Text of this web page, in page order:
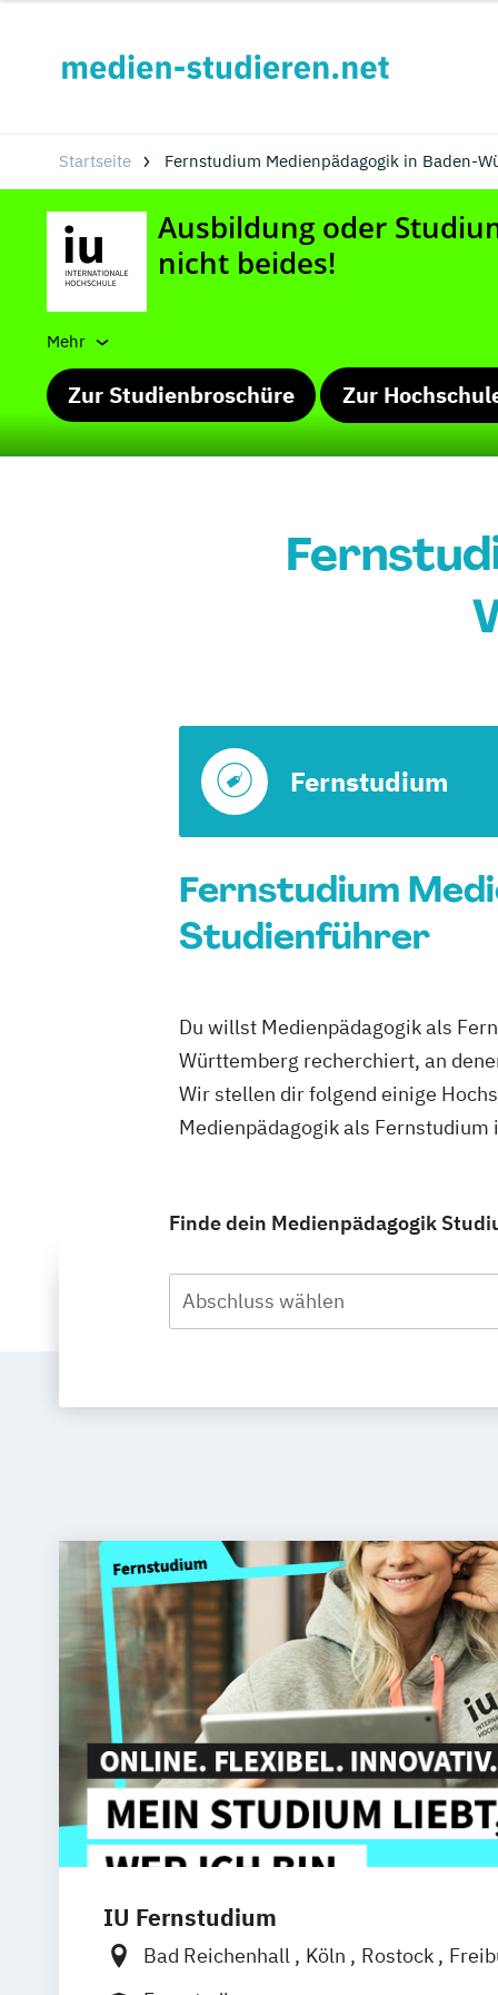
Startseite Fernstudium Medienpädagogik in Baden-
Mehr
Zur Studienbroschüre Zur
Fernstudium
Fernstudium
Studienführer
Du willst Medienpädagogik als
Württemberg recherchiert, an
Wir stellen dir folgend einige
Medienpädagogik als
Finde dein Medienpädagogik
Abschluss wählen
IU Fernstudium
Bad Reichenhall Köln Rostock
Frankfurt am Main